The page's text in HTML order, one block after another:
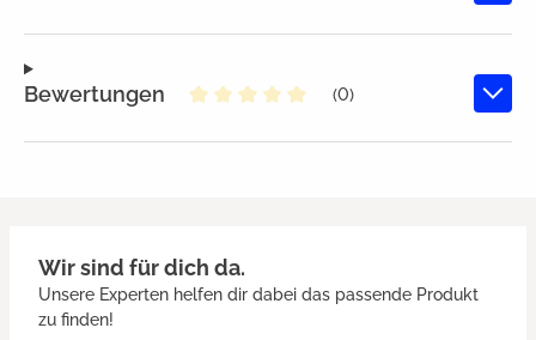
Bewertungen
(0)
Wir sind für dich da.
Unsere Experten helfen dir dabei das passende Produkt
zu finden!